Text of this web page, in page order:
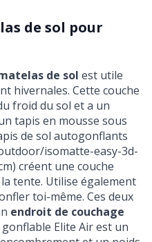
de sol pour
de sol est utile
hivernales. Cette couche
froid du sol et a un
tapis en mousse sous
de sol autogonflants
isomatte-easy-3d-
créent une couche
tente. Utilise également
toi-même. Ces deux
endroit de couchage
Elite Airest un